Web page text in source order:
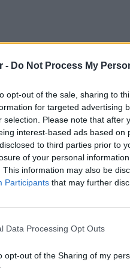
- Do Not Process My
opt-out of the sale, sharing to
for targeted advertising
selection. Please note that after
interest-based ads based
to third parties prior to
of your personal
This information may also be
Participants that may further
Data Processing Opt Outs
opt-out of the Sharing of my
της Ομάδας ΔΙΑΣκαι2
ανησυχία στους
τι συνέβη
γύρω στα
ένστολους με
μέσα με μάσκα»,
παιδί έκανε μπούλινγκ